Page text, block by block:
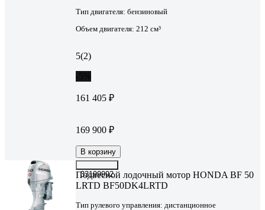
Тип двигателя: бензиновый
Объем двигателя: 212 см³
5(2)
161 405 ₽
169 900 ₽
В корзину
33199992
Подвесной лодочный мотор HONDA BF 50
LRTD BF50DK4LRTD
Тип рулевого управления: дистанционное